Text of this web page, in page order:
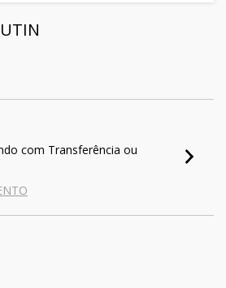
com Transferência ou